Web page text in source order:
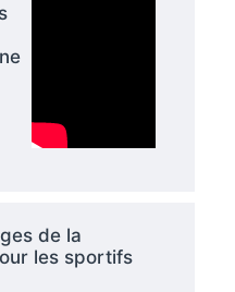
de la
les sportifs